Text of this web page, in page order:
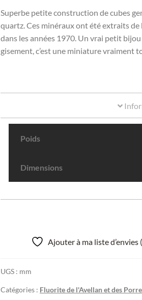
Superbe petite construction de cubes
quartz. Ces minéraux ont été extraits de
dans les années 1970. Un vrai petit
gisement, c’est une miniature vraiment
Poids
Dimensions
Ajouter à ma liste
UGS : mm
Catégories : Fluorite de l'Avellan et des